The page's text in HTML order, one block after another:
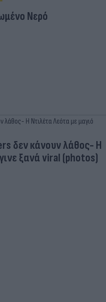
Νερό
δεν κάνουν λάθος- Η
ξανά viral (photos)